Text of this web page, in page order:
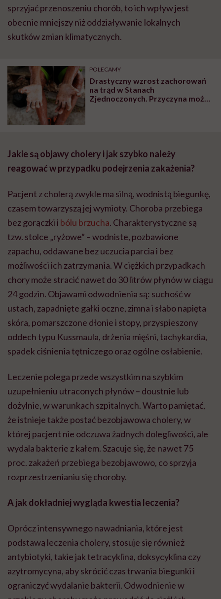
sprzyjać przenoszeniu chorób, to ich wpływ jest
obecnie mniejszy niż oddziaływanie lokalnych
skutków zmian klimatycznych.
POLECAMY
Drastyczny wzrost zachorowań
na trąd w Stanach
Zjednoczonych. Przyczyna może
Jakie są objawy cholery i jak szybko należy
reagować w przypadku podejrzenia zakażenia?
Pacjent z cholerą zwykle ma silną, wodnistą biegunkę,
czasem towarzyszą jej wymioty. Choroba przebiega
bez gorączki i bólu brzucha. Charakterystyczne są
tzw. stolce „ryżowe” – wodniste, pozbawione
zapachu, oddawane bez uczucia parcia i bez
możliwości ich zatrzymania. W ciężkich przypadkach
chory może stracić nawet do 30 litrów płynów w ciągu
24 godzin. Objawami odwodnienia są: suchość w
ustach, zapadnięte gałki oczne, zimna i słabo napięta
skóra, pomarszczone dłonie i stopy, przyspieszony
oddech typu Kussmaula, drżenia mięśni, tachykardia,
spadek ciśnienia tętniczego oraz ogólne osłabienie.
Leczenie polega przede wszystkim na szybkim
uzupełnieniu utraconych płynów – doustnie lub
dożylnie, w warunkach szpitalnych. Warto pamiętać,
że istnieje także postać bezobjawowa cholery, w
której pacjent nie odczuwa żadnych dolegliwości, ale
wydala bakterie z kałem. Szacuje się, że nawet 75
proc. zakażeń przebiega bezobjawowo, co sprzyja
rozprzestrzenianiu się choroby.
A jak dokładniej wygląda kwestia leczenia?
Oprócz intensywnego nawadniania, które jest
podstawą leczenia cholery, stosuje się również
antybiotyki, takie jak tetracyklina, doksycyklina czy
azytromycyna, aby skrócić czas trwania biegunki i
ograniczyć wydalanie bakterii. Odwodnienie w